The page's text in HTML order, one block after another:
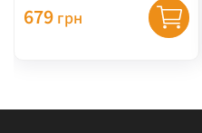
679 грн